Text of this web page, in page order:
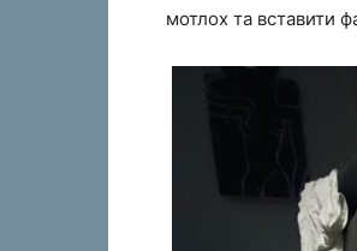
мотлох та вставити